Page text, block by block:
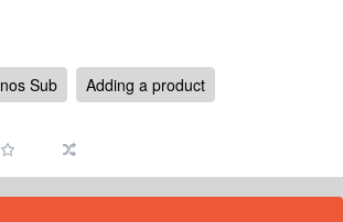
Sub Adding a product